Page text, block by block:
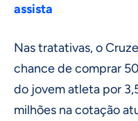
assista
Nas tratativas, o
chance de comprar
do jovem atleta por
milhões na cotação